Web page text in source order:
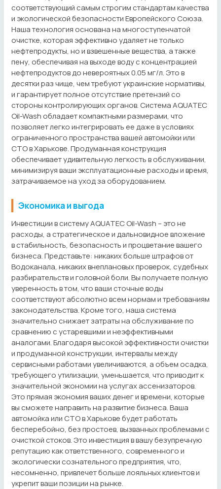
соответствующий самым строгим стандартам качества
и экологической безопасности Европейского Союза.
Наша технология основана на многоступенчатой
очистке, которая эффективно удаляет не только
нефтепродукты, но и взвешенные вещества, а также
пену, обеспечивая на выходе воду с концентрацией
нефтепродуктов до невероятных 0.05 мг/л. Это в
десятки раз чище, чем требуют украинские нормативы,
и гарантирует полное отсутствие претензий со
стороны контролирующих органов. Система AQUATEC
Oil-Wash обладает компактными размерами, что
позволяет легко интегрировать ее даже в условиях
ограниченного пространства вашей автомойки или
СТО в Харькове. Продуманная конструкция
обеспечивает удивительную легкость в обслуживании,
минимизируя ваши эксплуатационные расходы и время,
затрачиваемое на уход за оборудованием.
Экономика и выгода
Инвестиции в систему AQUATEC Oil-Wash – это не
расходы, а стратегическое и дальновидное вложение
в стабильность, безопасность и процветание вашего
бизнеса. Представьте: никаких больше штрафов от
Водоканала, никаких внеплановых проверок, судебных
разбирательств и головной боли. Вы получаете полную
уверенность в том, что ваши сточные воды
соответствуют абсолютно всем нормам и требованиям
законодательства. Кроме того, наша система
значительно снижает затраты на обслуживание по
сравнению с устаревшими и неэффективными
аналогами. Благодаря высокой эффективности очистки
и продуманной конструкции, интервалы между
сервисными работами увеличиваются, а объем осадка,
требующего утилизации, уменьшается, что приводит к
значительной экономии на услугах ассенизаторов.
Это прямая экономия ваших денег и времени, которые
вы сможете направить на развитие бизнеса. Ваша
автомойка или СТО в Харькове будет работать
бесперебойно, без простоев, вызванных проблемами с
очисткой стоков. Это инвестиция в вашу безупречную
репутацию как ответственного, современного и
экологически сознательного предприятия, что,
несомненно, привлечет больше лояльных клиентов и
укрепит ваши позиции на рынке.